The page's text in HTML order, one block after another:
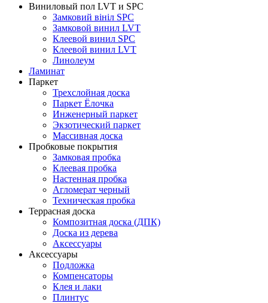
Виниловый пол LVT и SPC
Замковий вініл SPC
Замковой винил LVT
Клеевой винил SPC
Клеевой винил LVT
Линолеум
Ламинат
Паркет
Трехслойная доска
Паркет Ёлочка
Инженерный паркет
Экзотический паркет
Массивная доска
Пробковые покрытия
Замковая пробка
Клеевая пробка
Настенная пробка
Агломерат черный
Техническая пробка
Террасная доска
Композитная доска (ДПК)
Доска из дерева
Аксессуары
Аксессуары
Подложка
Компенсаторы
Клея и лаки
Плинтус